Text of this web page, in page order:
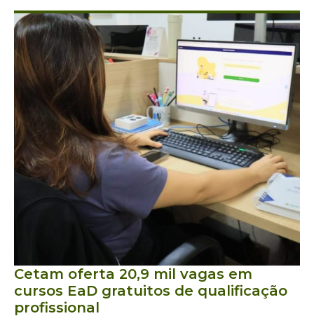
Cetam oferta 20,9 mil vagas em
cursos EaD gratuitos de qualificação
profissional